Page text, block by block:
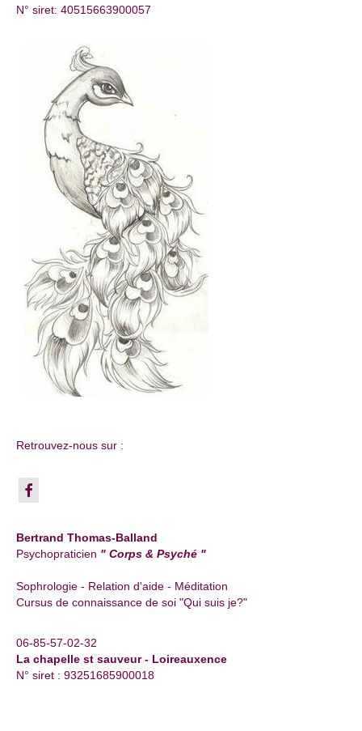
N° siret: 40515663900057
Retrouvez-nous sur :
Bertrand Thomas-Balland
Psychopraticien " Corps & Psyché "
Sophrologie - Relation d'aide - Méditation
Cursus de connaissance de soi "Qui suis je?"
06-85-57-02-32
La chapelle st sauveur - Loireauxence
N° siret : 93251685900018